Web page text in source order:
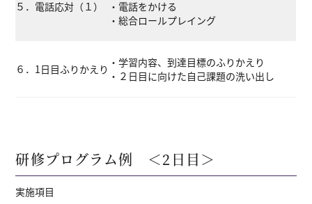
５．電話応対（１）
・電話をかける
・総合ロールプレイング
６．1日目ふりかえり ・学習内容、到達目標のふりかえり
・２日目に向けた自己課題の洗い出し
研修プログラム例 ＜2日目＞
実施項目